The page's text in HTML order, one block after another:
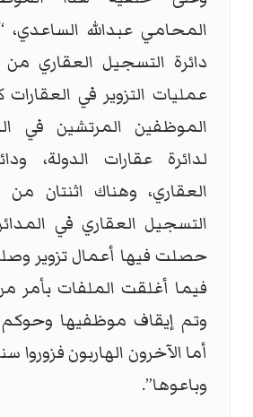
المحامي عبدالله
دائرة التسجيل العقاري
عمليات التزوير في
الموظفين المرتشين في
لدائرة عقارات الدولة،
العقاري، وهناك اثنتان من
التسجيل العقاري في
حصلت فيها أعمال تزوير
فيما أغلقت الملفات بأمر
وتم إيقاف موظفيها
أما الآخرون الهاربون فزوروا
وباعوها”.